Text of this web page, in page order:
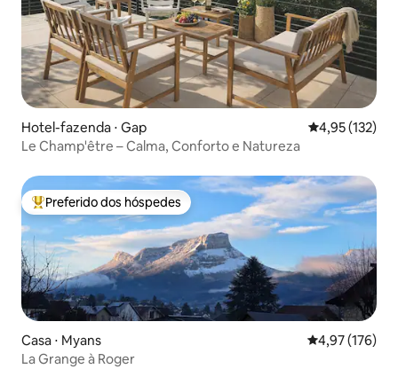
Hotel-fazenda ⋅ Gap 4,95 de uma
4,95 (132)
Le Champ'être – Calma, Conforto e Natureza
Entre os melhores preferidos dos hóspedes
Preferido dos hóspedes
Casa ⋅ Myans 4,97 de uma
4,97 (176)
La Grange à Roger